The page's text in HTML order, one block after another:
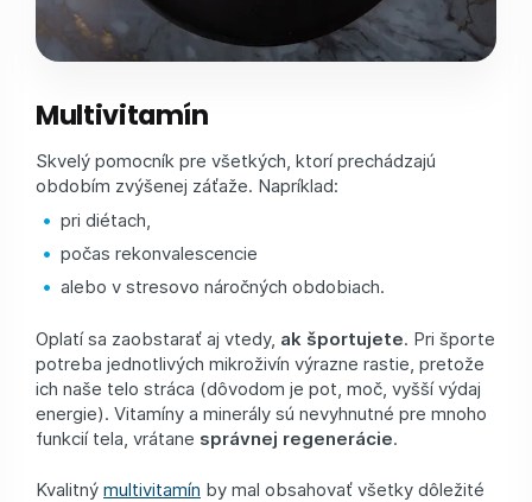
Multivitamín
Skvelý pomocník pre všetkých, ktorí prechádzajú
obdobím zvýšenej záťaže. Napríklad:
pri diétach,
počas rekonvalescencie
alebo v stresovo náročných obdobiach.
Oplatí sa zaobstarať aj vtedy, ak športujete. Pri športe
potreba jednotlivých mikroživín výrazne rastie, pretože
ich naše telo stráca (dôvodom je pot, moč, vyšší výdaj
energie). Vitamíny a minerály sú nevyhnutné pre mnoho
funkcií tela, vrátane správnej regenerácie.
Kvalitný multivitamín by mal obsahovať všetky dôležité